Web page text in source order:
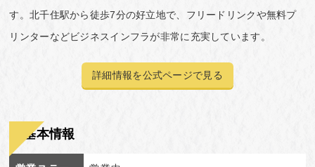
す。北千住駅から徒歩7分の好立地で、フリードリンクや無料プ
リンターなどビジネスインフラが非常に充実しています。
詳細情報を公式ページで見る
基本情報